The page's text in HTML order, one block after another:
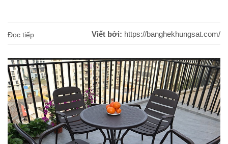
Đọc tiếp Viết bởi: https://banghekhungsat.com/